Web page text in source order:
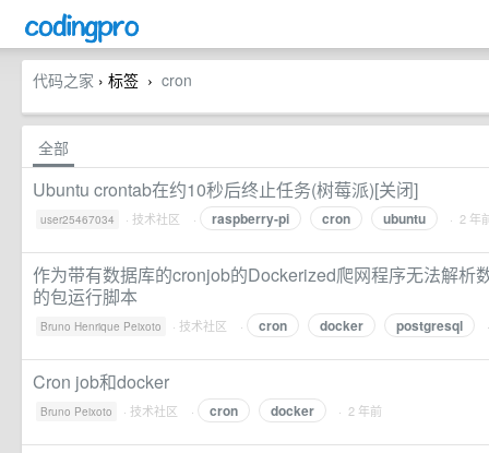
代码之家 › 标签 › cron
全部
Ubuntu crontab在约10秒后终止任务(树莓派)[关闭]
user25467034 · 技术社区 · raspberry-pi cron ubuntu · 2 年
作为带有数据库的cronjob的Dockerized爬网程序无法解析
的包运行脚本
Bruno Henrique Peixoto · 技术社区 · cron docker postgresql
Cron job和docker
Bruno Peixoto · 技术社区 · cron docker · 2 年前